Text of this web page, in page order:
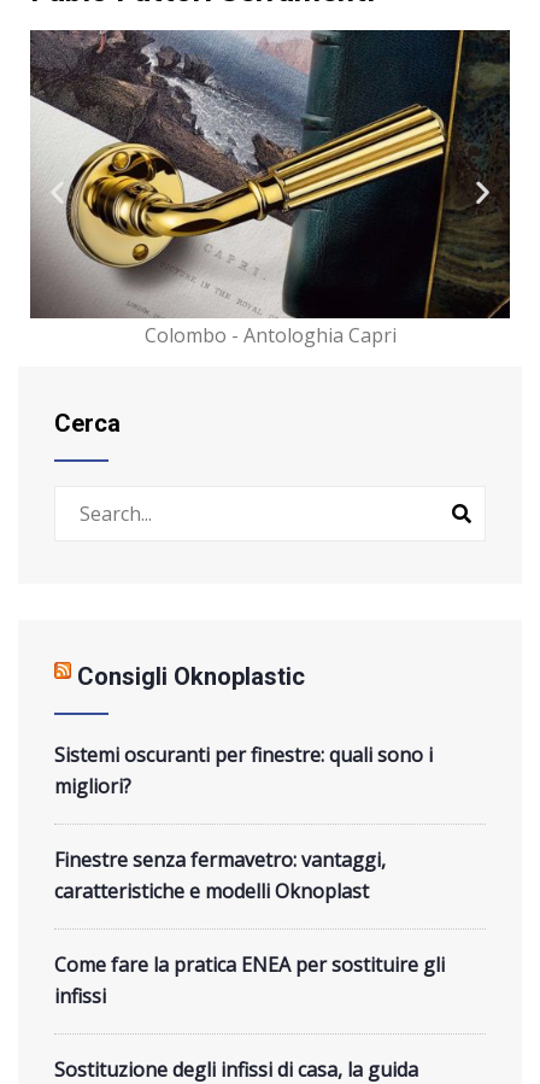
Oknoplast - Automatismi
Cerca
Consigli Oknoplastic
Sistemi oscuranti per finestre: quali sono i
migliori?
Finestre senza fermavetro: vantaggi,
caratteristiche e modelli Oknoplast
Come fare la pratica ENEA per sostituire gli
infissi
Sostituzione degli infissi di casa, la guida